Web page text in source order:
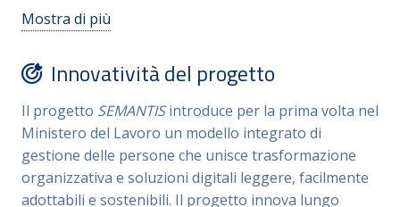
la RPA e AI generativa, non richiedono interventi
infrastrutturali onerosi e favoriscono un
L’approccio metodologico, fondato su analisi,
progettazione, sperimentazione, e scalabilità
assicura la replicabilità del modello in molteplici
contesti. La struttura modulare, articolata in linee
direttrici autonome, permette alle amministrazioni di
adottare l’intero framework o singoli moduli secondo
Mostra di più
Innovatività del progetto
Il progetto SEMANTISintroduce per la prima volta nel
Ministero del Lavoro un modello integrato di
gestione delle persone che unisce trasformazione
organizzativa e soluzioni digitali leggere, facilmente
adottabili e sostenibili. Il progetto innova lungo